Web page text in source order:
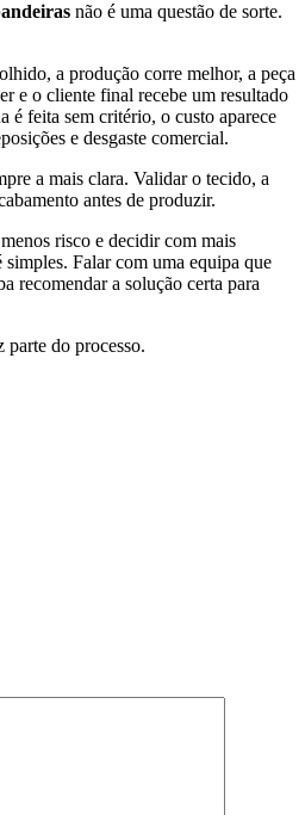
não é uma questão de sorte.
a produção corre melhor, a peça
e o cliente final recebe um resultado
é feita sem critério, o custo aparece
e desgaste comercial.
a mais clara. Validar o tecido, a
antes de produzir.
risco e decidir com mais
simples. Falar com uma equipa que
recomendar a solução certa para
parte do processo.